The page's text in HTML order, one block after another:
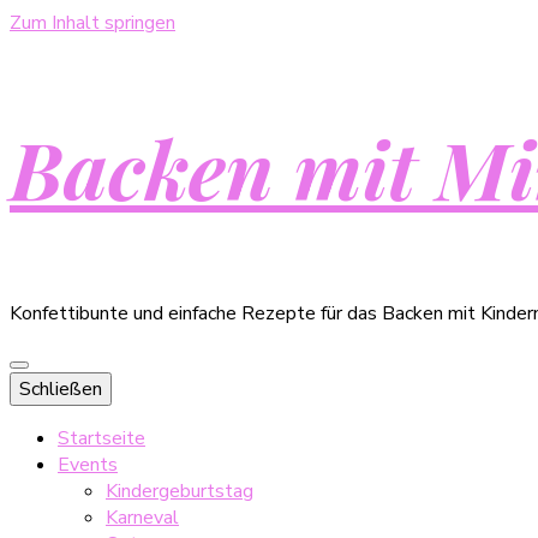
Zum Inhalt springen
Backen mit
Konfettibunte und einfache Rezepte für das Backen mit
Schließen
Startseite
Events
Kindergeburtstag
Karneval